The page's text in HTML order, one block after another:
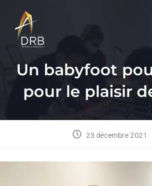
Un babyfoot
pour le plaisir
23 décembre 2021